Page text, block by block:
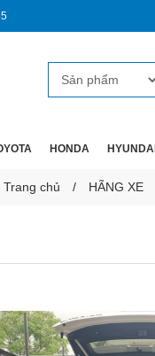
HONDA HYUNDAI
Trang chủ HÃNG XE